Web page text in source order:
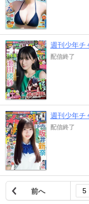
週刊少年チ
配信終了
週刊少年チ
配信終了
前へ